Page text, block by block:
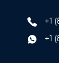
+1
+1